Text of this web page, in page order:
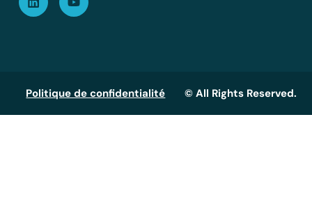
Politique de confidentialité © All Rights Reserved.